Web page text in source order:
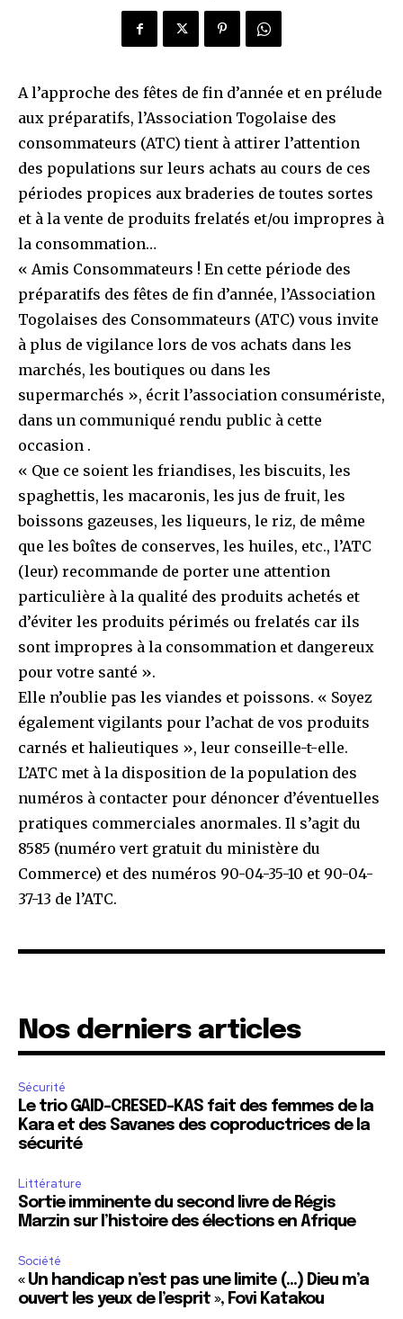
A l’approche des fêtes de fin d’année et en prélude
aux préparatifs, l’Association Togolaise des
consommateurs (ATC) tient à attirer l’attention
des populations sur leurs achats au cours de ces
périodes propices aux braderies de toutes sortes
et à la vente de produits frelatés et/ou impropres à
la consommation…
« Amis Consommateurs ! En cette période des
préparatifs des fêtes de fin d’année, l’Association
Togolaises des Consommateurs (ATC) vous invite
à plus de vigilance lors de vos achats dans les
marchés, les boutiques ou dans les
supermarchés », écrit l’association consumériste,
dans un communiqué rendu public à cette
occasion .
« Que ce soient les friandises, les biscuits, les
spaghettis, les macaronis, les jus de fruit, les
boissons gazeuses, les liqueurs, le riz, de même
que les boîtes de conserves, les huiles, etc., l’ATC
(leur) recommande de porter une attention
particulière à la qualité des produits achetés et
d’éviter les produits périmés ou frelatés car ils
sont impropres à la consommation et dangereux
pour votre santé ».
Elle n’oublie pas les viandes et poissons. « Soyez
également vigilants pour l’achat de vos produits
carnés et halieutiques », leur conseille-t-elle.
L’ATC met à la disposition de la population des
numéros à contacter pour dénoncer d’éventuelles
pratiques commerciales anormales. Il s’agit du
8585 (numéro vert gratuit du ministère du
Commerce) et des numéros 90-04-35-10 et 90-04-
37-13 de l’ATC.
Nos derniers articles
Sécurité
Le trio GAID-CRESED-KAS fait des femmes de la
Kara et des Savanes des coproductrices de la
sécurité
Littérature
Sortie imminente du second livre de Régis
Marzin sur l’histoire des élections en Afrique
Société
« Un handicap n’est pas une limite (…) Dieu m’a
ouvert les yeux de l’esprit », Fovi Katakou